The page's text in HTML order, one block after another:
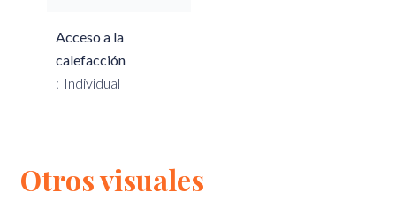
Acceso a la
calefacción
Individual
Otros visuales